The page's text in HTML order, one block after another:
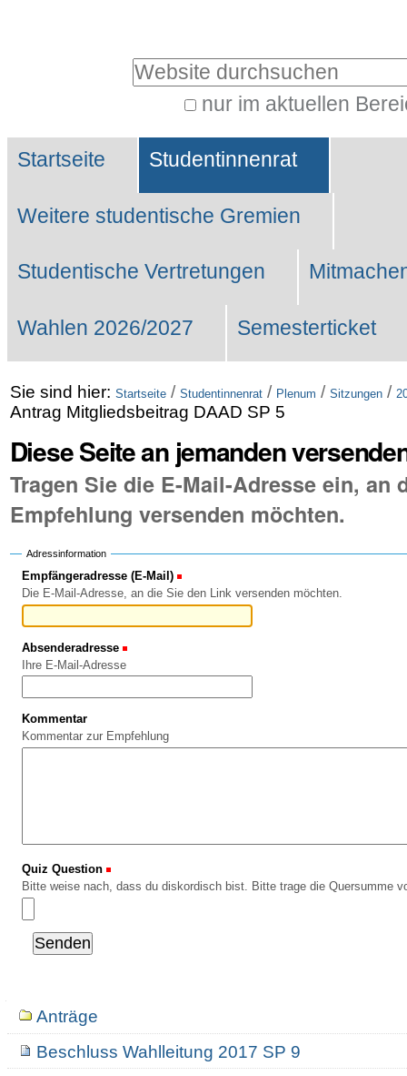
Website durchsuchen
nur im aktuellen
Suche…
Sektionen
Startseite Studentinnenrat
Weitere studentische Gremien
Studentische Vertretungen
Wahlen 2026/2027 Semesterticket
Sie sind hier: Startseite / Studentinnenrat / Plenum / Sitzungen /
Antrag Mitgliedsbeitrag DAAD SP 5
Diese Seite an jemanden
Tragen Sie die E-Mail-Adresse ein, an
Empfehlung versenden möchten.
Adressinformation
Empfängeradresse (E-Mail)
Die E-Mail-Adresse, an die Sie den Link versenden möchten.
Absenderadresse
Ihre E-Mail-Adresse
Kommentar
Kommentar zur Empfehlung
Quiz Question
Bitte weise nach, dass du diskordisch bist. Bitte trage die Quersumme
NavigationAnträge
Beschluss Wahlleitung 2017 SP 9